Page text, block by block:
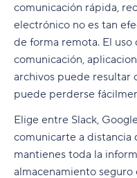
comunicación rápida,
electrónico no es tan
de forma remota. El
comunicación,
archivos puede resultar
puede perderse
Elige entre Slack,
comunicarte a distancia
mantienes toda la
almacenamiento seguro